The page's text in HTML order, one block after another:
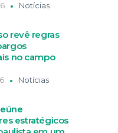
Notícias
revê regras
no campo
Notícias
estratégicos